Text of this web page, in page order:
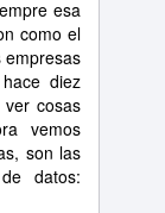
esa
como el
empresas
diez
cosas
vemos
son las
datos: